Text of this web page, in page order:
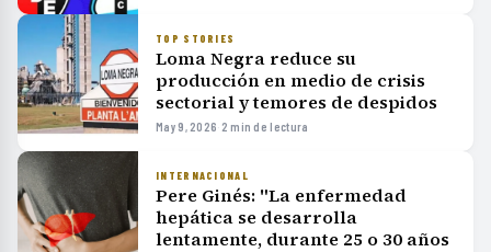
TOP STORIES
Loma Negra reduce su
producción en medio de crisis
sectorial y temores de despidos
May 9, 2026· 2 min de lectura
INTERNACIONAL
Pere Ginés: "La enfermedad
hepática se desarrolla
lentamente, durante 25 o 30 años